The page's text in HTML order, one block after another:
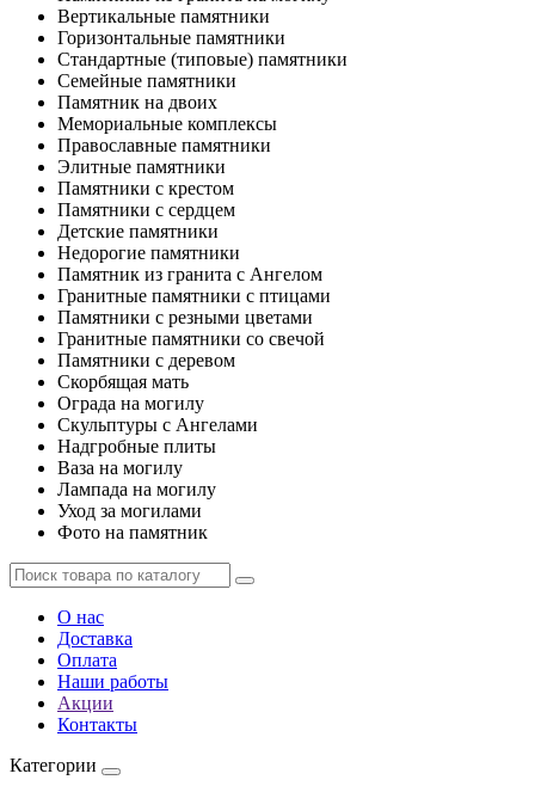
Вертикальные памятники
Горизонтальные памятники
Стандартные (типовые) памятники
Семейные памятники
Памятник на двоих
Мемориальные комплексы
Православные памятники
Элитные памятники
Памятники с крестом
Памятники с сердцем
Детские памятники
Недорогие памятники
Памятник из гранита с Ангелом
Гранитные памятники с птицами
Памятники с резными цветами
Гранитные памятники со свечой
Памятники с деревом
Скорбящая мать
Ограда на могилу
Скульптуры с Ангелами
Надгробные плиты
Ваза на могилу
Лампада на могилу
Уход за могилами
Фото на памятник
О нас
Доставка
Оплата
Наши работы
Акции
Контакты
Категории